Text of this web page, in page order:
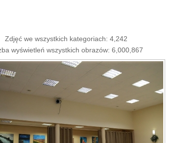
Zdjęć we wszystkich kategoriach: 4,242
wyświetleń wszystkich obrazów: 6,000,867